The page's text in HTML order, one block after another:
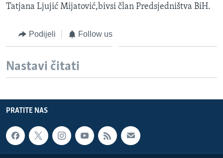
Jezici
Tatjana Ljujić Mijatović,bivsi član Predsjedništva BiH.
Podijeli Follow us
Nastavi čitati
PRATITE NAS